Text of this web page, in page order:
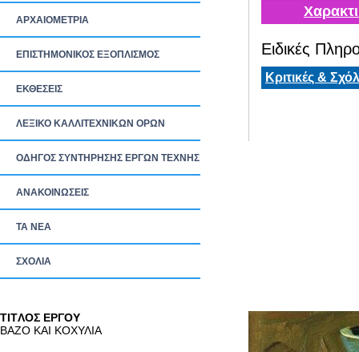
ΑΡΧΑΙΟΜΕΤΡΙΑ
ΕΠΙΣΤΗΜΟΝΙΚΟΣ ΕΞΟΠΛΙΣΜΟΣ
ΕΚΘΕΣΕΙΣ
ΛΕΞΙΚΟ ΚΑΛΛΙΤΕΧΝΙΚΩΝ ΟΡΩΝ
ΟΔΗΓΟΣ ΣΥΝΤΗΡΗΣΗΣ ΕΡΓΩΝ ΤΕΧΝΗΣ
ΑΝΑΚΟΙΝΩΣΕΙΣ
ΤΑ ΝEΑ
ΣΧΟΛΙΑ
Ειδικές
Κριτικές &
TITΛΟΣ ΕΡΓΟΥ
ΒΑΖΟ ΚΑΙ ΚΟΧΥΛΙΑ